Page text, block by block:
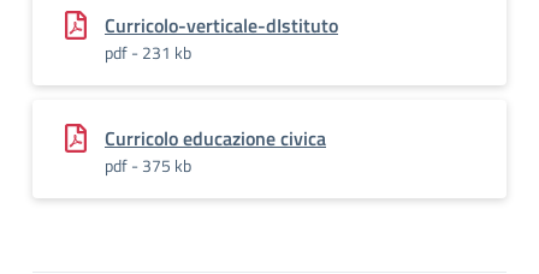
Curricolo-verticale-dIstituto
pdf - 231 kb
Curricolo educazione civica
pdf - 375 kb